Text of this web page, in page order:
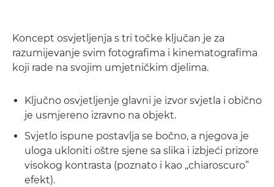
Koncept osvjetljenja s tri točke ključan je za
razumijevanje svim fotografima i kinematografima
koji rade na svojim umjetničkim djelima.
Ključno osvjetljenje glavni je izvor svjetla i obično
je usmjereno izravno na objekt.
Svjetlo ispune postavlja se bočno, a njegova je
uloga ukloniti oštre sjene sa slika i izbjeći prizore
visokog kontrasta (poznato i kao „chiaroscuro”
efekt).